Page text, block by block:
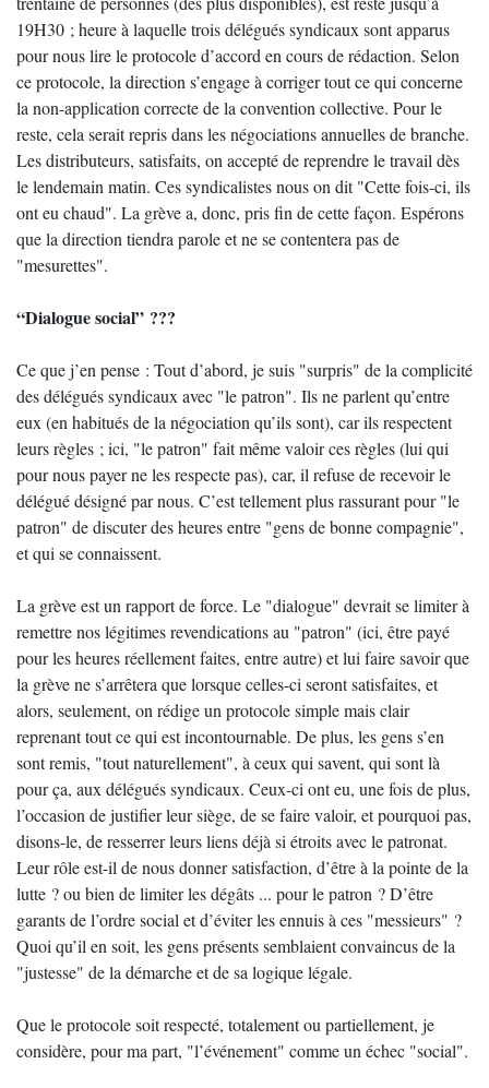
19H30 ; heure à laquelle trois délégués syndicaux sont apparus
pour nous lire le protocole d’accord en cours de rédaction. Selon
ce protocole, la direction s’engage à corriger tout ce qui concerne
la non-application correcte de la convention collective. Pour le
reste, cela serait repris dans les négociations annuelles de branche.
Les distributeurs, satisfaits, on accepté de reprendre le travail dès
le lendemain matin. Ces syndicalistes nous on dit "Cette fois-ci, ils
ont eu chaud". La grève a, donc, pris fin de cette façon. Espérons
que la direction tiendra parole et ne se contentera pas de
"mesurettes".
“Dialogue social” ???
Ce que j’en pense : Tout d’abord, je suis "surpris" de la complicité
des délégués syndicaux avec "le patron". Ils ne parlent qu’entre
eux (en habitués de la négociation qu’ils sont), car ils respectent
leurs règles ; ici, "le patron" fait même valoir ces règles (lui qui
pour nous payer ne les respecte pas), car, il refuse de recevoir le
délégué désigné par nous. C’est tellement plus rassurant pour "le
patron" de discuter des heures entre "gens de bonne compagnie",
et qui se connaissent.
La grève est un rapport de force. Le "dialogue" devrait se limiter à
remettre nos légitimes revendications au "patron" (ici, être payé
pour les heures réellement faites, entre autre) et lui faire savoir que
la grève ne s’arrêtera que lorsque celles-ci seront satisfaites, et
alors, seulement, on rédige un protocole simple mais clair
reprenant tout ce qui est incontournable. De plus, les gens s’en
sont remis, "tout naturellement", à ceux qui savent, qui sont là
pour ça, aux délégués syndicaux. Ceux-ci ont eu, une fois de plus,
l’occasion de justifier leur siège, de se faire valoir, et pourquoi pas,
disons-le, de resserrer leurs liens déjà si étroits avec le patronat.
Leur rôle est-il de nous donner satisfaction, d’être à la pointe de la
lutte ? ou bien de limiter les dégâts ... pour le patron ? D’être
garants de l’ordre social et d’éviter les ennuis à ces "messieurs" ?
Quoi qu’il en soit, les gens présents semblaient convaincus de la
"justesse" de la démarche et de sa logique légale.
Que le protocole soit respecté, totalement ou partiellement, je
considère, pour ma part, "l’événement" comme un échec "social".